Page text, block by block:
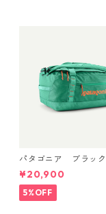
パタゴニア ブラッ
ル・ダッフル 40L
e 49339 日本正規品
¥20,900
5%OFF